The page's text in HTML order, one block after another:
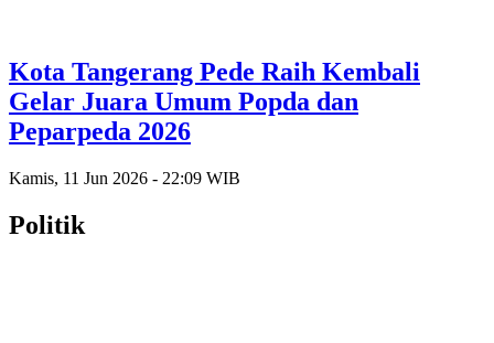
Kota Tangerang Pede Raih Kembali
Gelar Juara Umum Popda dan
Peparpeda 2026
Kamis, 11 Jun 2026 - 22:09 WIB
Politik